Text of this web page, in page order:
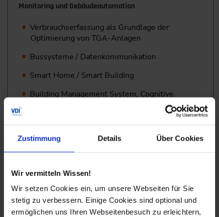
Zustimmung Details Über Cookies
Wir vermitteln Wissen!
Wir setzen Cookies ein, um unsere Webseiten für Sie
stetig zu verbessern. Einige Cookies sind optional und
ermöglichen uns Ihren Webseitenbesuch zu erleichtern,
Monitoring und Gebäudeautomation
Verbrauchserfassung als Grundlage der
Optimierung von TGA-Anlagen
Bussysteme / Datenkommunikation
Smart Home / Smart Building
Building Management System, Cognitive
Heizungstechnik
Erfüllungsoptionen GEG 2024
Wärmepumpen
Wärmenetze/Fernwärme
Strom-/Elektroheizung